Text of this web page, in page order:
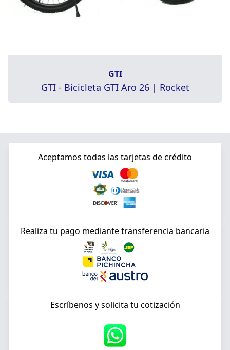
GTI
GTI - Bicicleta GTI Aro 26 | Rocket
Aceptamos todas las tarjetas de crédito
Realiza tu pago mediante transferencia bancaria
Escríbenos y solicita tu cotización